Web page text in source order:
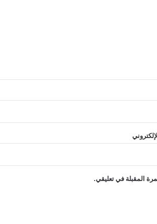
المقبلة في تعليقي.